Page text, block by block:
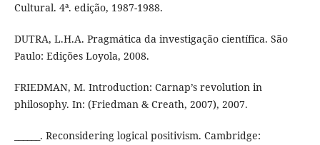
Cultural. 4ª. edição, 1987-1988.
DUTRA, L.H.A. Pragmática da investigação científica. São
Paulo: Edições Loyola, 2008.
FRIEDMAN, M. Introduction: Carnap’s revolution in
philosophy. In: (Friedman & Creath, 2007), 2007.
______. Reconsidering logical positivism. Cambridge: